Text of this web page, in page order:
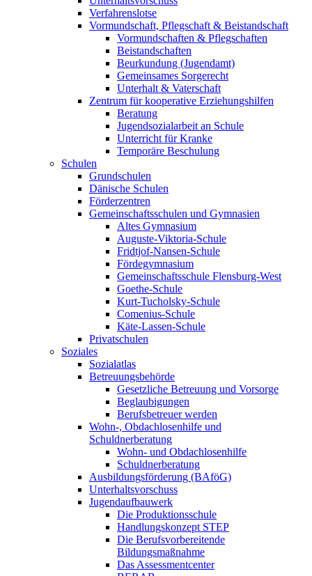
Verfahrenslotse
Vormundschaft, Pflegschaft & Beistandschaft
Vormundschaften & Pflegschaften
Beistandschaften
Beurkundung (Jugendamt)
Gemeinsames Sorgerecht
Unterhalt & Vaterschaft
Zentrum für kooperative Erziehungshilfen
Beratung
Jugendsozialarbeit an Schule
Unterricht für Kranke
Temporäre Beschulung
Schulen
Grundschulen
Dänische Schulen
Förderzentren
Gemeinschaftsschulen und Gymnasien
Altes Gymnasium
Auguste-Viktoria-Schule
Fridtjof-Nansen-Schule
Fördegymnasium
Gemeinschaftsschule Flensburg-West
Goethe-Schule
Kurt-Tucholsky-Schule
Comenius-Schule
Käte-Lassen-Schule
Privatschulen
Soziales
Sozialatlas
Betreuungsbehörde
Gesetzliche Betreuung und Vorsorge
Beglaubigungen
Berufsbetreuer werden
Wohn-, Obdachlosenhilfe und
Schuldnerberatung
Wohn- und Obdachlosenhilfe
Schuldnerberatung
Ausbildungsförderung (BAföG)
Unterhaltsvorschuss
Jugendaufbauwerk
Die Produktionsschule
Handlungskonzept STEP
Die Berufsvorbereitende
Bildungsmaßnahme
Das Assessmentcenter